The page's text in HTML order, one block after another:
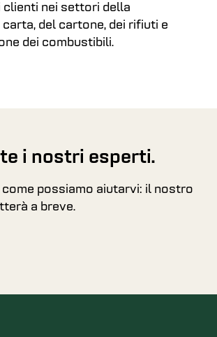
clienti nei settori della
del cartone, dei rifiuti e
dei combustibili.
i nostri esperti.
come possiamo aiutarvi: il nostro
a breve.